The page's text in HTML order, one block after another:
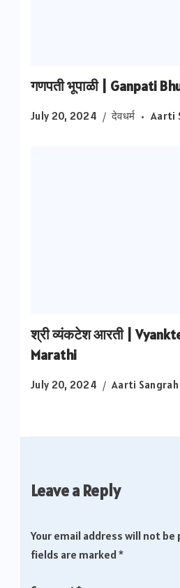
गणपती भूपाळी | Ganpati
July 20, 2024 देवधर्म Aarti
श्री व्यंकटेश आरती |
Marathi
July 20, 2024 Aarti Sangrah
Leave a Reply
Your email address will not be
fields are marked *